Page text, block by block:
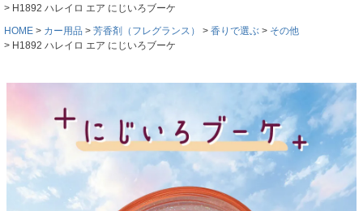
H1892 ハレイロ エア にじいろブーケ
HOME
カー用品 芳香剤（フレグランス） 香りで選ぶ
その他
H1892 ハレイロ エア にじいろブーケ